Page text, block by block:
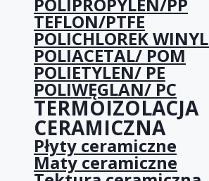
POLIPROPYLEN/PP
TEFLON/PTFE
POLICHLOREK
POLIACETAL/ POM
POLIETYLEN/ PE
POLIWĘGLAN/ PC
TERMOIZOLACJA
CERAMICZNA
Płyty ceramiczne
Maty ceramiczne